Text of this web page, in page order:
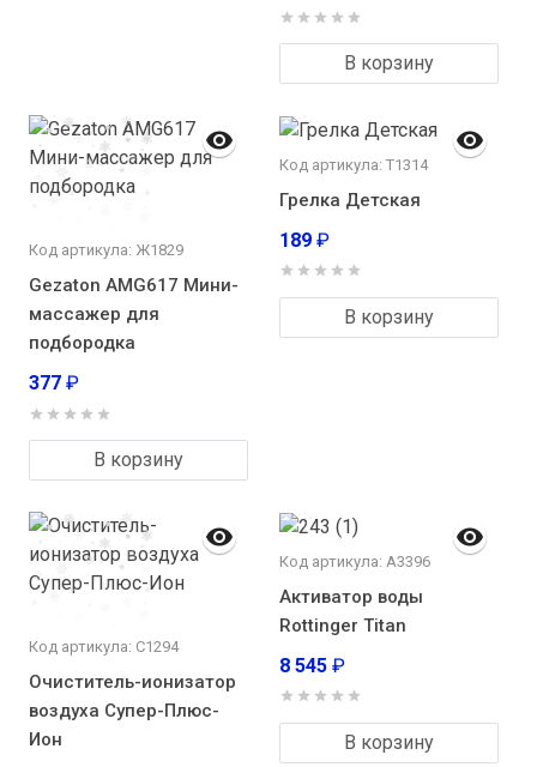
В корзину
Код артикула: Ж1829
Gezaton AMG617 Мини-
массажер для
подбородка
377 ₽
В корзину
Код артикула: Т1314
Грелка Детская
189 ₽
В корзину
Код артикула: С1294
Очиститель-ионизатор
воздуха Супер-Плюс-
Ион
Код артикула: А3396
Активатор воды
Rottinger Titan
8 545 ₽
В корзину